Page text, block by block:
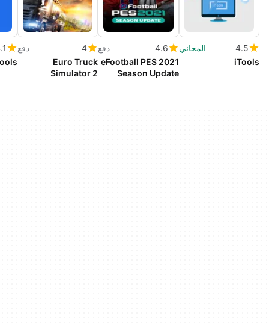
4.5
المجاني
iTools
4.6
دفع
eFootball PES 2021
Season Update
4
دفع
Euro Truck
Simulator 2